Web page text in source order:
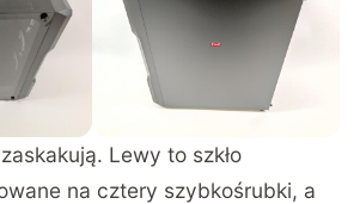
Lewy to szkło
na cztery szybkośrubki, a